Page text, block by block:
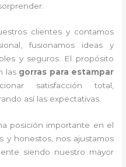
clientes y contamos
fusionamos ideas y
y seguros. El propósito
las gorras para estampar
satisfacción total,
así las expectativas.
posición importante en el
y honestos, nos ajustamos
siendo nuestro mayor